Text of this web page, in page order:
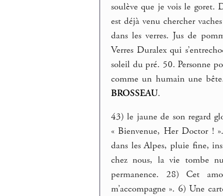
soulève que je vois le goret.
est déjà venu chercher
dans les verres. Jus de
Verres Duralex qui
soleil du pré. 50. Personne
comme un humain une
BROSSEAU.
43) le jaune de son regard
« Bienvenue, Her Doctor !
dans les Alpes, pluie fine,
chez nous, la vie tombe
permanence. 28) Cet
m’accompagne ». 6) Une